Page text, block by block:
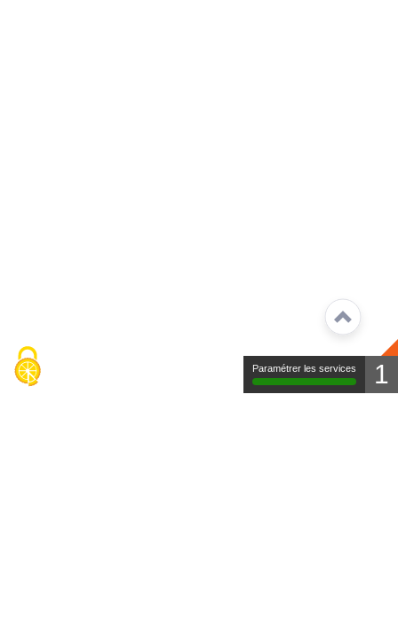
Paramétrer les services 1